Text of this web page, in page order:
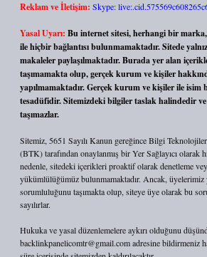
Reklam ve İletişim: Skype:
Yasal Uyarı: Bu internet sitesi, herhangi bir
ile hiçbir bağlantısı bulunmamaktadır. Sitede
makaleler paylaşılmaktadır. Burada yer alan
taşımamakta olup, gerçek kurum ve kişiler
yapılmamaktadır. Gerçek kurum ve kişiler ile isim
tesadüfidir. Sitemizdeki bilgiler taslak halindedir
taşımazlar.
Sitemiz, 5651 Sayılı Kanun gereğince Bilgi
(BTK) tarafından onaylanmış bir Yer Sağlayıcı olarak
nedenle, sitedeki içerikleri proaktif olarak denetleme
yükümlülüğümüz bulunmamaktadır. Ancak, üyelerimiz
sorumluluğunu taşımakta olup, siteye üye olarak bu
sayılırlar.
Hukuka ve yasal düzenlemelere aykırı olduğunu
backlinkpanelicomtr@gmail.comadresine bildirmeniz